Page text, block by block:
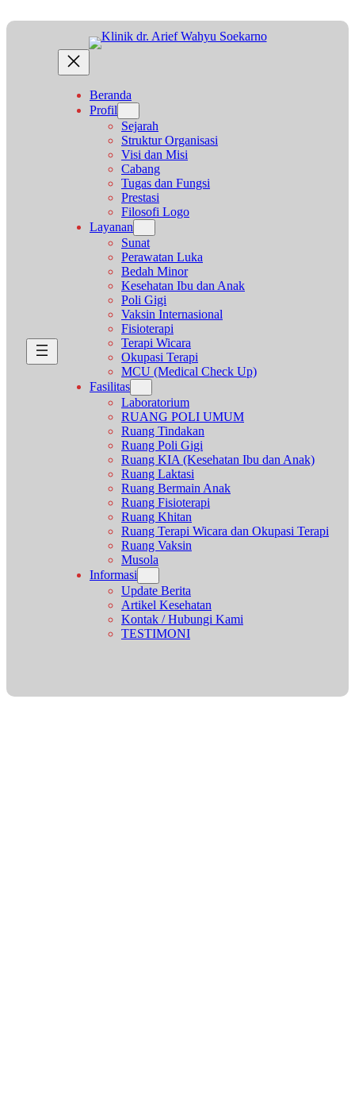
ke
Beranda
Profil
Sejarah
Struktur Organisasi
Visi dan Misi
Cabang
Tugas dan Fungsi
Prestasi
Filosofi Logo
Layanan
Sunat
Perawatan Luka
Bedah Minor
Kesehatan Ibu dan Anak
Poli Gigi
Vaksin Internasional
Fisioterapi
Terapi Wicara
Okupasi Terapi
MCU (Medical Check Up)
Fasilitas
Laboratorium
RUANG POLI UMUM
Ruang Tindakan
Ruang Poli Gigi
Ruang KIA (Kesehatan Ibu dan Anak)
Ruang Laktasi
Ruang Bermain Anak
Ruang Fisioterapi
Ruang Khitan
Ruang Terapi Wicara dan Okupasi Terapi
Ruang Vaksin
Musola
Informasi
Update Berita
Artikel Kesehatan
Kontak / Hubungi Kami
TESTIMONI